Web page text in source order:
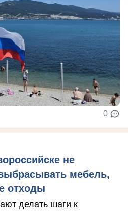
0
не
мебель,
отходы
делать шаги к